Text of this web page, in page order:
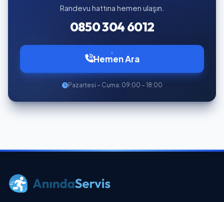
Randevu hattına hemen ulaşın.
0850 304 6012
Hemen Ara
Pazartesi – Cuma: 09:00 – 18:00